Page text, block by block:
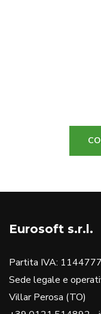
Eurosoft s.r.l.
Partita IVA:
Sede legale e
Villar Perosa (TO)